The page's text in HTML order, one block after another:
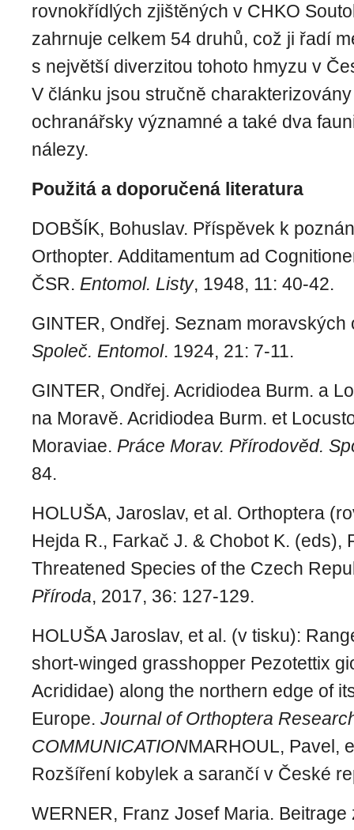
rovnokřídlých zjištěných v CHKO
zahrnuje celkem 54 druhů, což ji řadí
s největší diverzitou tohoto hmyzu v
V článku jsou stručně
ochranářsky významné a také dva
nálezy.
Použitá a doporučená literatura
DOBŠÍK, Bohuslav. Příspěvek k
Orthopter. Additamentum ad
ČSR. Entomol. Listy, 1948, 11: 40-42.
GINTER, Ondřej. Seznam
Společ. Entomol. 1924, 21: 7-11.
GINTER, Ondřej. Acridiodea Burm. a
na Moravě. Acridiodea Burm. et
Moraviae. Práce Morav. Přírodověd.
84.
HOLUŠA, Jaroslav, et al. Orthoptera
Hejda R., Farkač J. & Chobot K. (eds),
Threatened Species of the Czech
Příroda, 2017, 36: 127-129.
HOLUŠA Jaroslav, et al. (v tisku):
short-winged grasshopper Pezotettix
Acrididae) along the northern edge of
Europe. Journal of Orthoptera
COMMUNICATIONMARHOUL, Pavel,
Rozšíření kobylek a sarančí v České
WERNER, Franz Josef Maria. Beitrage